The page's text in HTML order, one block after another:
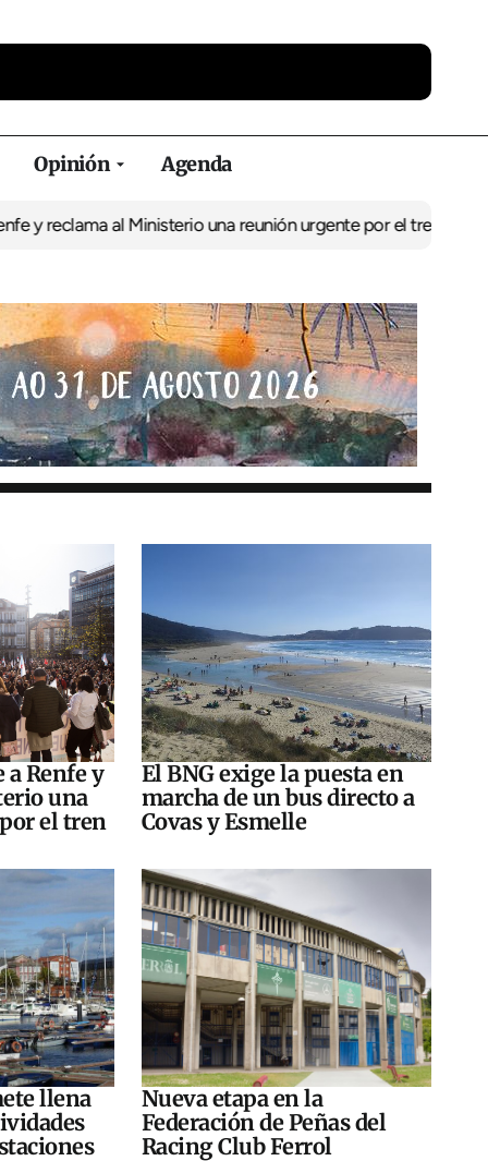
Opinión Agenda
al Ministerio una reunión urgente por el trenEl BNG exige la
Renfe y
una
el tren
El BNG exige la puesta en
marcha de un bus directo a
Covas y Esmelle
llena
Nueva etapa en la
Federación de Peñas del
Racing Club Ferrol